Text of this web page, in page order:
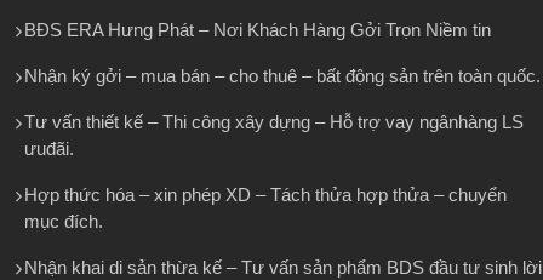
BĐS ERA Hưng Phát – Nơi Khách Hàng Gởi Trọn Niềm tin
Nhận ký gởi – mua bán – cho thuê – bất động sản trên toàn quốc.
Tư vấn thiết kế – Thi công xây dựng – Hỗ trợ vay ngânhàng LS
ưuđãi.
Hợp thức hóa – xin phép XD – Tách thửa hợp thửa – chuyển
mục đích.
Nhận khai di sản thừa kế – Tư vấn sản phẩm BDS đầu tư sinh lời